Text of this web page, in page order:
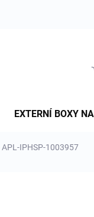
EXTERNÍ BOXY
IPHSP-1003957